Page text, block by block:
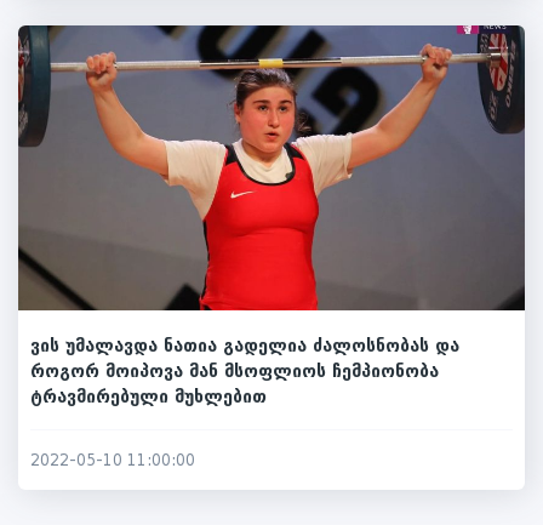
ვის უმალავდა ნათია გადელია ძალოსნობას და
როგორ მოიპოვა მან მსოფლიოს ჩემპიონობა
ტრავმირებული მუხლებით
2022-05-10 11:00:00